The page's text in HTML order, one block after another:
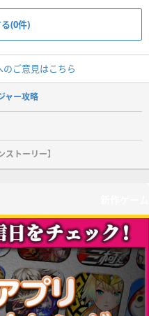
(0件)
ご意見はこちら
ャー攻略
トーリー】